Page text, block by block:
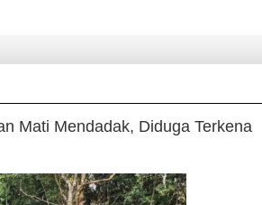
Mati Mendadak, Diduga Terkena